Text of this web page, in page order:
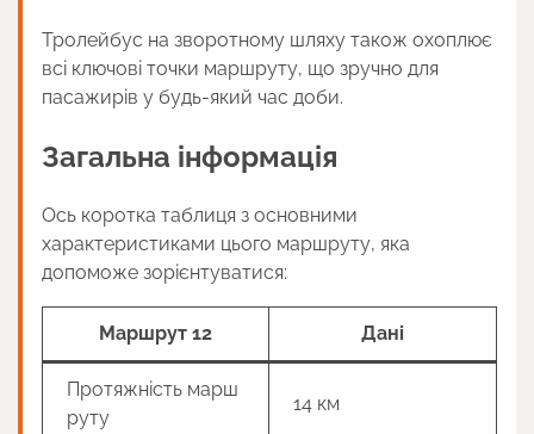
Тролейбус на зворотному шляху також охоплює
всі ключові точки маршруту, що зручно для
пасажирів у будь-який час доби.
Загальна інформація
Ось коротка таблиця з основними
характеристиками цього маршруту, яка
допоможе зорієнтуватися:
Маршрут 12 Дані
Протяжність марш
руту
14 км